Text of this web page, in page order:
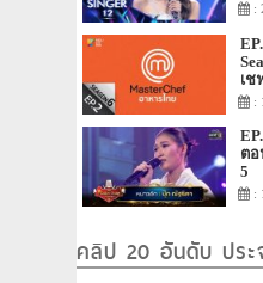
:
เช
:
ตอ
5
:
คลิป 20 อันดับ ประ